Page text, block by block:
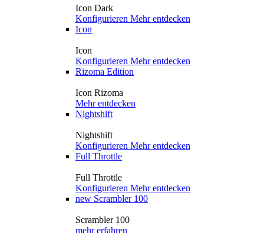
Icon Dark
Konfigurieren Mehr entdecken
Icon
Icon
Konfigurieren Mehr entdecken
Rizoma Edition
Icon Rizoma
Mehr entdecken
Nightshift
Nightshift
Konfigurieren Mehr entdecken
Full Throttle
Full Throttle
Konfigurieren Mehr entdecken
new Scrambler 100
Scrambler 100
mehr erfahren